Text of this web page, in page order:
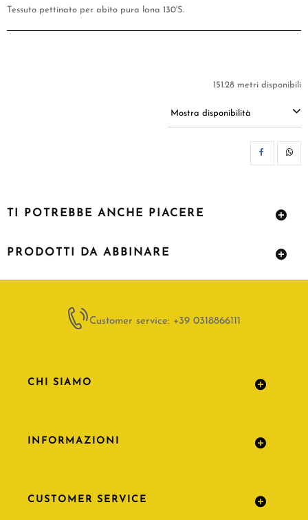
Tessuto pettinato per abito pura lana 130'S.
151.28 metri disponibili
Mostra disponibilità
TI POTREBBE ANCHE PIACERE
PRODOTTI DA ABBINARE
Customer service: +39 0318866111
CHI SIAMO
INFORMAZIONI
CUSTOMER SERVICE